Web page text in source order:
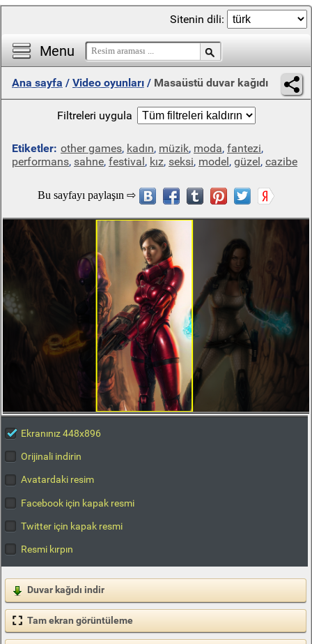
Menu
Sitenin dili:
Ana sayfa / Video oyunları / Masaüstü duvar kağıdı
Filtreleri uygula
Etiketler: other games, kadın, müzik, moda, fantezi,
performans, sahne, festival, kız, seksi, model, güzel, cazibe
Ekranınız 448x896
Orijinali indirin
Avatardaki resim
Facebook için kapak resmi
Twitter için kapak resmi
Resmi kırpın
Duvar kağıdı indir
Tam ekran görüntüleme